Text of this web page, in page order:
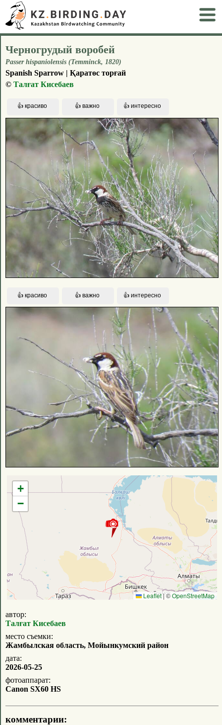
Черногрудый воробей
Passer hispaniolensis (Temminck, 1820)
Spanish Sparrow | Қаратөс торғай
© Талғат Кисебаев
+
−
Leaflet|©OpenStreetMap
автор:
Талғат Кисебаев
место съемки:
Жамбылская область, Мойынкумский район
дата:
2026-05-25
фотоаппарат:
Canon SX60 HS
комментарии: